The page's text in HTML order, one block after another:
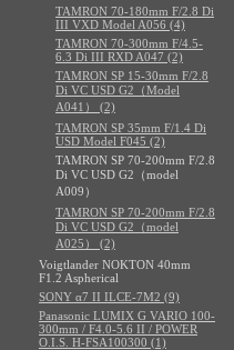
TAMRON 70-180mm F/2.8 Di
III VXD Model A056 (4)
TAMRON 70-300mm F/4.5-
6.3 Di III RXD A047 (2)
TAMRON SP 15-30mm F/2.8
Di VC USD G2（Model
A041） (2)
TAMRON SP 35mm F/1.4 Di
USD Model F045 (2)
TAMRON SP 70-200mm F/2.8
Di VC USD G2（model
A009）
TAMRON SP 70-200mm F/2.8
Di VC USD G2（model
A025） (2)
Voigtlander NOKTON 40mm
F1.2 Aspherical
SONY α7 II ILCE-7M2 (9)
Panasonic LUMIX G VARIO 100-
300mm / F4.0-5.6 II / POWER
O.I.S. H-FSA100300 (1)